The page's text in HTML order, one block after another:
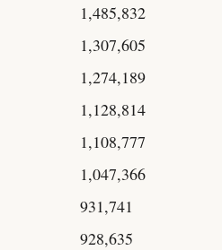
1,485,832
1,307,605
1,274,189
1,128,814
1,108,777
1,047,366
931,741
928,635